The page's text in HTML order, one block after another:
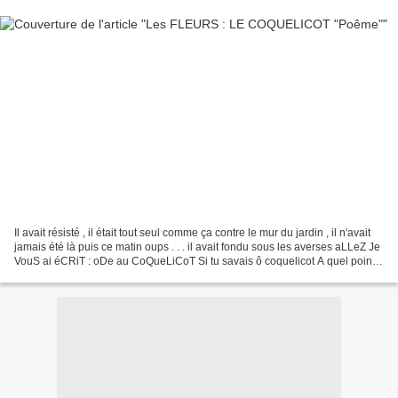
Il avait résisté , il était tout seul comme ça contre le mur du jardin , il n'avait
jamais été là puis ce matin oups . . . il avait fondu sous les averses aLLeZ Je
VouS ai éCRiT : oDe au CoQueLiCoT Si tu savais ô coquelicot A quel point